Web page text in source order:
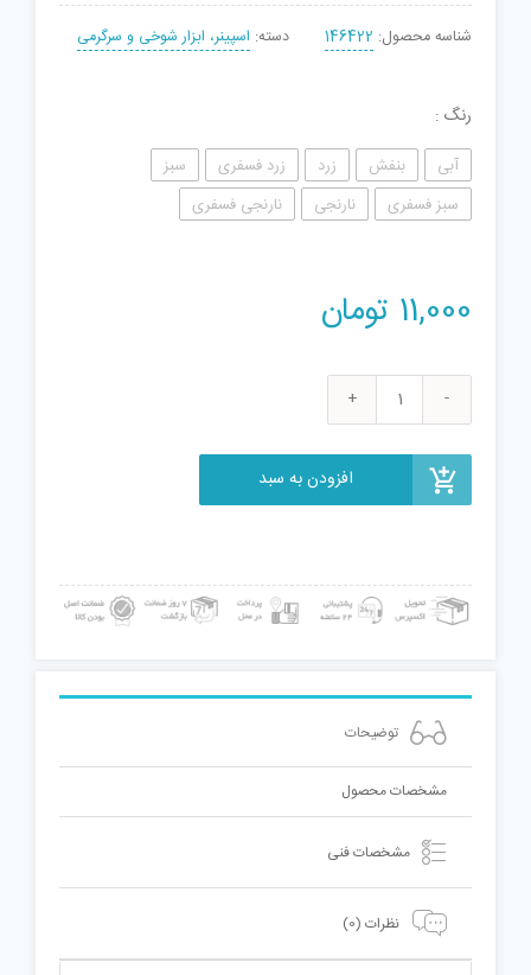
شناسه محصول: 146422 دسته: اسپینر، ابزار شوخی و سرگرمی
رنگ
آبی بنفش زرد زرد فسفری
سبز
سبز فسفری
نارنجی نارنجی فسفری
11,000 تومان
ژل
سرگرمی
آیس
کریم
افزودن به سبد
توضیحات
مشخصات محصول
مشخصات فنی
نظرات (0)